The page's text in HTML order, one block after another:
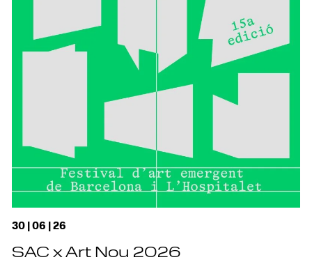
30 | 06 | 26
SAC x Art Nou 2026